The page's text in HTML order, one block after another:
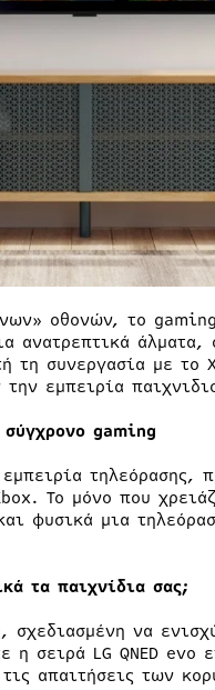
οθονών, το
ανατρεπτικά
τη συνεργασία με το
εμπειρία
gaming
τηλεόρασης,
Το μόνο που
φυσικά μια
τα παιχνίδια σας;
σχεδιασμένη να
σειρά LG QNED evo
απαιτήσεις των